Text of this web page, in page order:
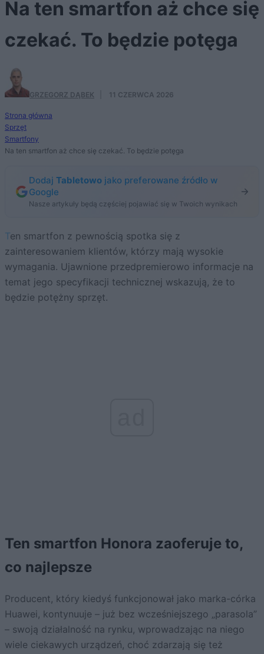
Na ten smartfon aż chce się
czekać. To będzie potęga
GRZEGORZ DĄBEK 11 CZERWCA 2026
Strona główna
Sprzęt
Smartfony
Na ten smartfon aż chce się czekać. To będzie potęga
Dodaj Tabletowo jako preferowane źródło w
Google
Nasze artykuły będą częściej pojawiać się w Twoich wynikach
Ten smartfon z pewnością spotka się z
zainteresowaniem klientów, którzy mają wysokie
wymagania. Ujawnione przedpremierowo informacje na
temat jego specyfikacji technicznej wskazują, że to
będzie potężny sprzęt.
Ten smartfon Honora zaoferuje to,
co najlepsze
Producent, który kiedyś funkcjonował jako marka-córka
Huawei, kontynuuje – już bez wcześniejszego „parasola”
– swoją działalność na rynku, wprowadzając na niego
wiele ciekawych urządzeń, choć zdarzają się też